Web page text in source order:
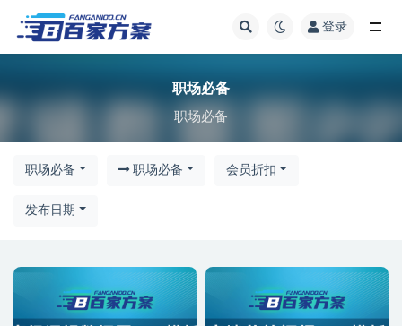
登录
职场必备
职场必备
职场必备 职场必备 会员折扣
发布日期